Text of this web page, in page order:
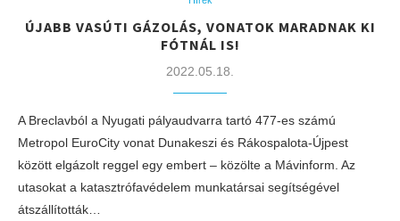
ÚJABB VASÚTI GÁZOLÁS, VONATOK MARADNAK KI
FÓTNÁL IS!
2022.05.18.
A Breclavból a Nyugati pályaudvarra tartó 477-es számú
Metropol EuroCity vonat Dunakeszi és Rákospalota-Újpest
között elgázolt reggel egy embert – közölte a Mávinform. Az
utasokat a katasztrófavédelem munkatársai segítségével
átszállították…